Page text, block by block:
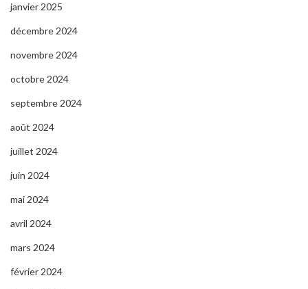
janvier 2025
décembre 2024
novembre 2024
octobre 2024
septembre 2024
août 2024
juillet 2024
juin 2024
mai 2024
avril 2024
mars 2024
février 2024